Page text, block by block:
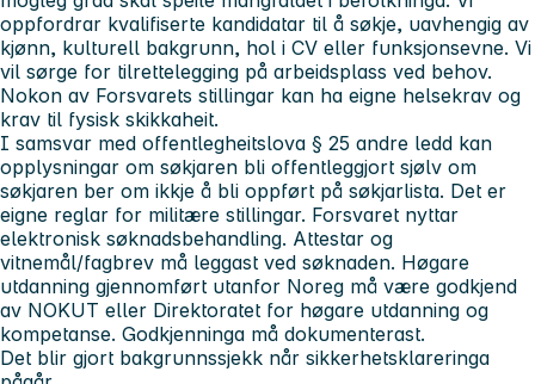
oppfordrar kvalifiserte kandidatar til å søkje, uavhengig av
kjønn, kulturell bakgrunn, hol i CV eller funksjonsevne. Vi
vil sørge for tilrettelegging på arbeidsplass ved behov.
Nokon av Forsvarets stillingar kan ha eigne helsekrav og
krav til fysisk skikkaheit.
I samsvar med offentlegheitslova § 25 andre ledd kan
opplysningar om søkjaren bli offentleggjort sjølv om
søkjaren ber om ikkje å bli oppført på søkjarlista. Det er
eigne reglar for militære stillingar. Forsvaret nyttar
elektronisk søknadsbehandling. Attestar og
vitnemål/fagbrev må leggast ved søknaden. Høgare
utdanning gjennomført utanfor Noreg må være godkjend
av NOKUT eller Direktoratet for høgare utdanning og
kompetanse. Godkjenninga må dokumenterast.
Det blir gjort bakgrunnssjekk når sikkerhetsklareringa